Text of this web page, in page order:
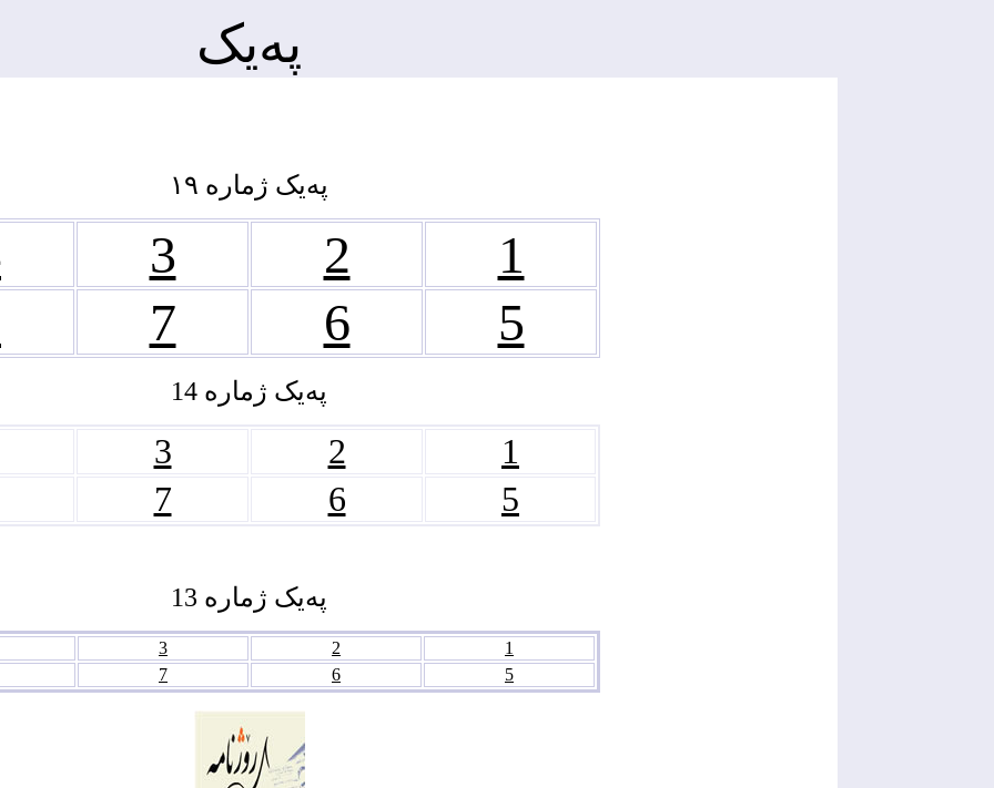
په‌یک
پەیک ژمارە ١٩
1
2
3
5
6
7
په‌یک ژماره‌ 14
1
2
3
5
6
7
په‌یک ژماره‌ 13
1
2
3
5
6
7